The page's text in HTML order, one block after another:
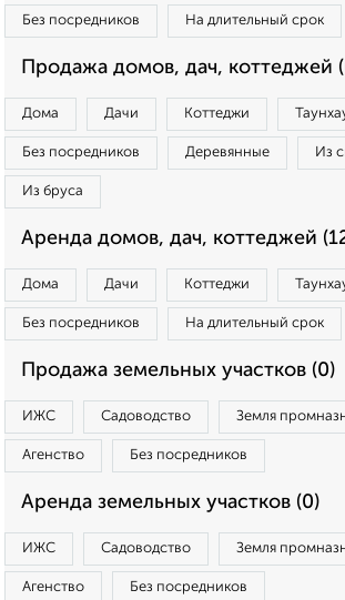
Без посредников На длительный срок
Продажа домов, дач, коттеджей
Дома Дачи Коттеджи
Без посредников Деревянные Из
Из бруса
Аренда домов, дач, коттеджей
Дома Дачи Коттеджи
Без посредников На длительный срок
Продажа земельных участков (0)
ИЖС Садоводство Земля
Агенство Без посредников
Аренда земельных участков (0)
ИЖС Садоводство Земля
Агенство Без посредников